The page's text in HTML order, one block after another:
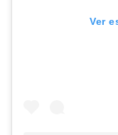
Ver